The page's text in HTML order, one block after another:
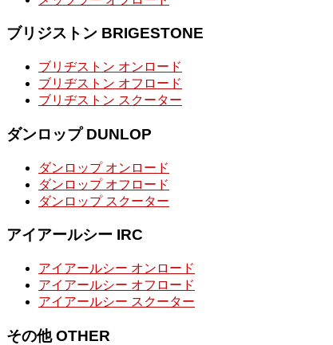
ブリジストン BRIGESTONE
ブリヂストン オンロード
ブリヂストン オフロード
ブリヂストン スクーター
ダンロップ DUNLOP
ダンロップ オンロード
ダンロップ オフロード
ダンロップ スクーター
アイアールシー IRC
アイアールシー オンロード
アイアールシー オフロード
アイアールシー スクーター
その他 OTHER